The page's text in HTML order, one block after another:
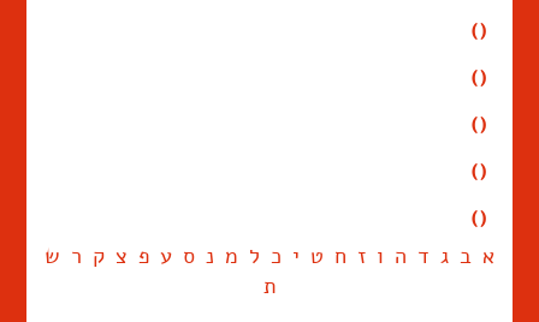
()
()
()
()
()
א ב ג ד ה ו ז ח ט י כ ל מ נ ס ע פ צ ק ר ש
ת